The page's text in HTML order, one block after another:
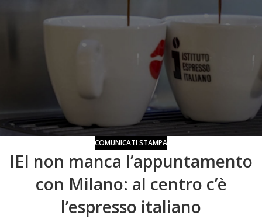
COMUNICATI STAMPA
IEI non manca l’appuntamento
con Milano: al centro c’è
l’espresso italiano